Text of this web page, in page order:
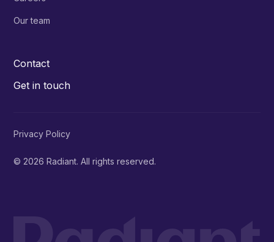
Our team
Contact
Get in touch
© 2026 Radiant. All rights reserved.
Privacy Policy